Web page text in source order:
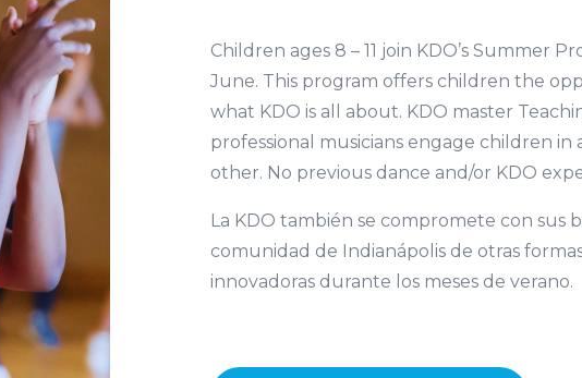
Children ages 8 – 11 join KDO’s Summer
June. This program offers children the
what KDO is all about. KDO master
professional musicians engage children in
other. No previous dance and/or KDO
La KDO también se compromete con sus
comunidad de Indianápolis de otras
innovadoras durante los meses de verano.